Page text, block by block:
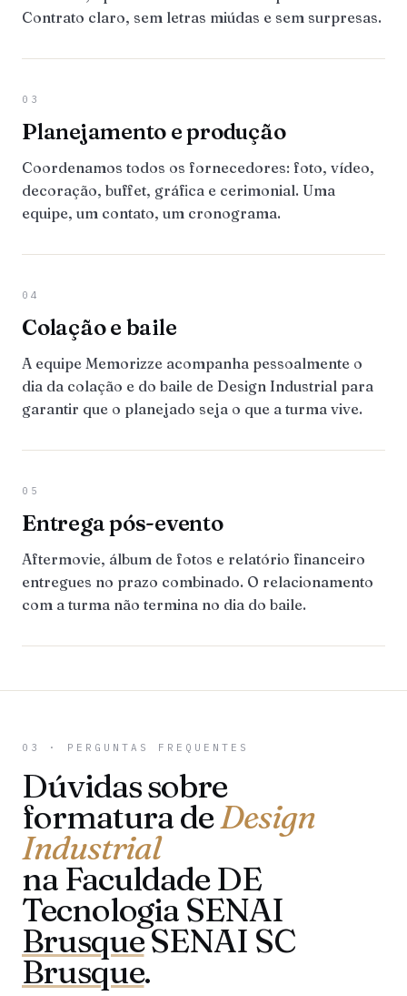
Contrato claro, sem letras miúdas e sem surpresas.
03
Planejamento e produção
Coordenamos todos os fornecedores: foto, vídeo,
decoração, buffet, gráfica e cerimonial. Uma
equipe, um contato, um cronograma.
04
Colação e baile
A equipe Memorizze acompanha pessoalmente o
dia da colação e do baile de Design Industrial para
garantir que o planejado seja o que a turma vive.
05
Entrega pós-evento
Aftermovie, álbum de fotos e relatório financeiro
entregues no prazo combinado. O relacionamento
com a turma não termina no dia do baile.
03 · PERGUNTAS FREQUENTES
Dúvidas sobre
formatura deDesign
Industrial
na Faculdade DE
Tecnologia SENAI
BrusqueSENAI SC
Brusque.